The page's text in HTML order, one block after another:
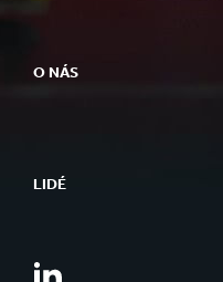
O NÁS
LIDÉ